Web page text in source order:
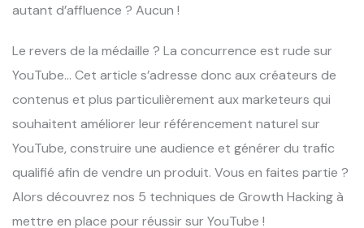
autant d’affluence ? Aucun !
Le revers de la médaille ? La concurrence est rude sur
YouTube… Cet article s’adresse donc aux créateurs de
contenus et plus particulièrement aux marketeurs qui
souhaitent améliorer leur référencement naturel sur
YouTube, construire une audience et générer du trafic
qualifié afin de vendre un produit. Vous en faites partie ?
Alors découvrez nos 5 techniques de Growth Hacking à
mettre en place pour réussir sur YouTube !